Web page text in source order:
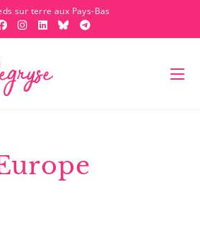
sur terre aux Pays-Bas